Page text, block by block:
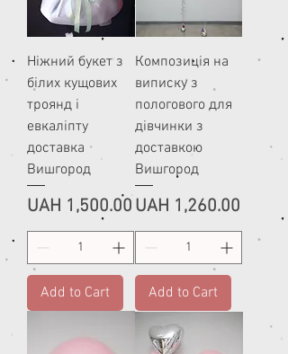
Ніжний букет з
білих кущових
троянд і
евкаліпту
доставка
Вишгород
Price
UAH 1,500.00
Add to Cart
Композиція на
виписку з
пологового для
дівчинки з
доставкою
Вишгород
Price
UAH 1,260.00
Add to Cart